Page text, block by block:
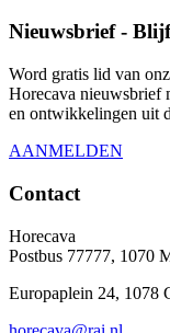
Nieuwsbrief -
Word gratis lid van
Horecava nieuwsbrief
en ontwikkelingen uit
AANMELDEN
Contact
Horecava
Postbus 77777, 1070
Europaplein 24, 1078